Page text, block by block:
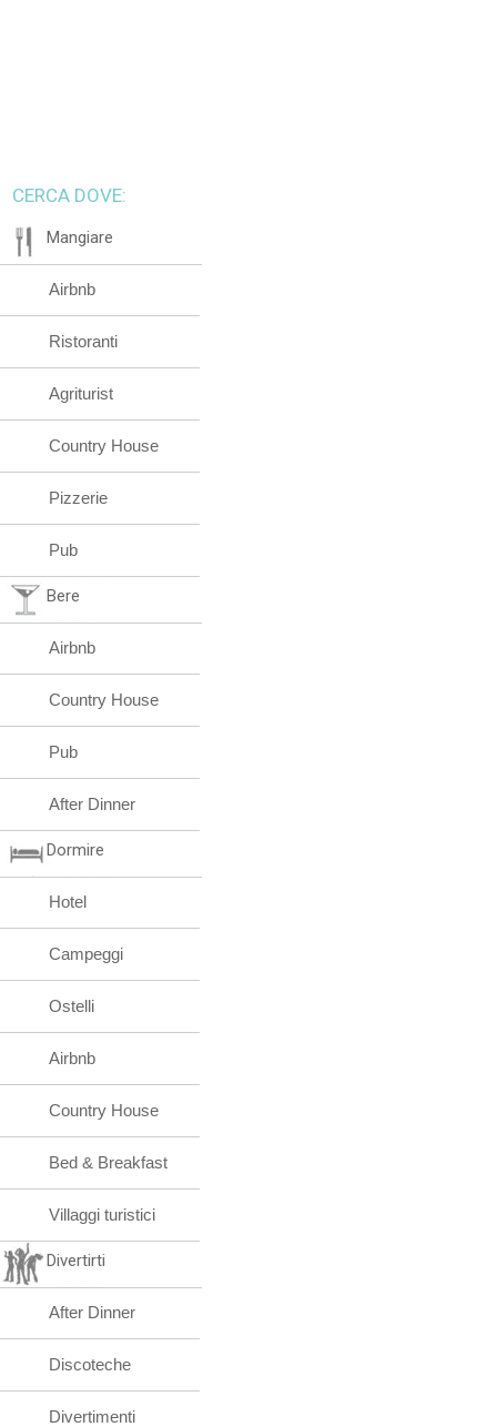
CERCA DOVE:
Mangiare
Airbnb
Ristoranti
Agriturist
Country House
Pizzerie
Pub
Bere
Airbnb
Country House
Pub
After Dinner
Dormire
Hotel
Campeggi
Ostelli
Airbnb
Country House
Bed & Breakfast
Villaggi turistici
Divertirti
After Dinner
Discoteche
Divertimenti